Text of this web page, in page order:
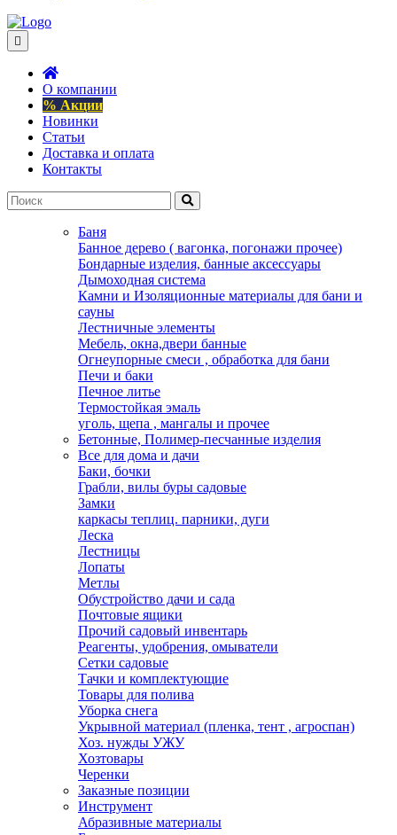
О компании
% Акции
Новинки
Статьи
Доставка и оплата
Контакты
Баня
Банное дерево ( вагонка, погонажи прочее)
Бондарные изделия, банные аксессуары
Дымоходная система
Камни и Изоляционные материалы для бани и
сауны
Лестничные элементы
Мебель, окна,двери банные
Огнеупорные смеси , обработка для бани
Печи и баки
Печное литье
Термостойкая эмаль
уголь, щепа , мангалы и прочее
Бетонные, Полимер-песчанные изделия
Все для дома и дачи
Баки, бочки
Грабли, вилы буры садовые
Замки
каркасы теплиц. парники, дуги
Леска
Лестницы
Лопаты
Метлы
Обустройство дачи и сада
Почтовые ящики
Прочий садовый инвентарь
Реагенты, удобрения, омыватели
Сетки садовые
Тачки и комплектующие
Товары для полива
Уборка снега
Укрывной материал (пленка, тент , агроспан)
Хоз. нужды УЖУ
Хозтовары
Черенки
Заказные позиции
Инструмент
Абразивные материалы